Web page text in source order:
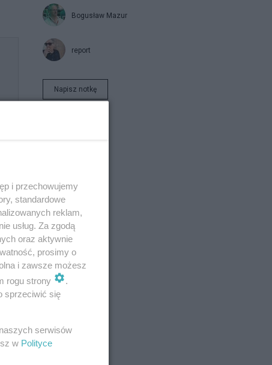
Bogusław Mazur
report
Napisz notkę
i przechowujemy
standardowe
reklam,
usług. Za zgodą
oraz aktywnie
prosimy o
i zawsze możesz
rogu strony
.
sprzeciwić się
serwisów
w Polityce